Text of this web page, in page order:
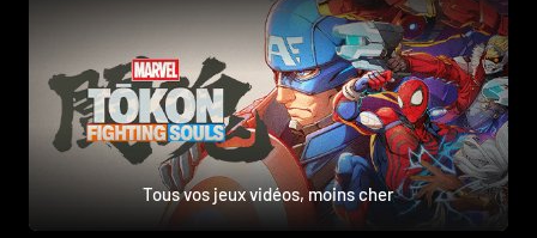
Tous vos jeux vidéos, moins cher